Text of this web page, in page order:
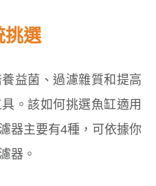
挑選
益菌、過濾雜質和提高
。該如何挑選魚缸適用
器主要有4種，可依據你
器。